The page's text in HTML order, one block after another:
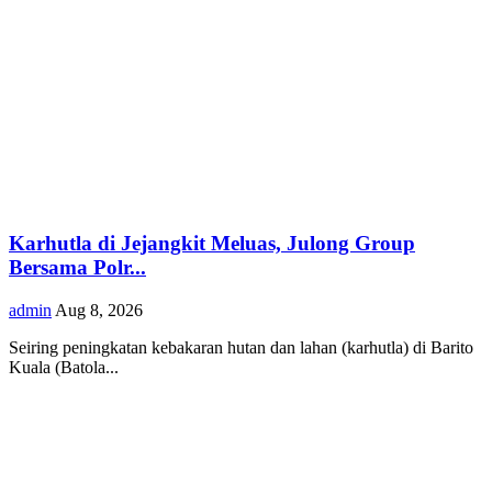
Karhutla di Jejangkit Meluas, Julong Group
Bersama Polr...
admin Aug 8, 2026
Seiring peningkatan kebakaran hutan dan lahan (karhutla) di Barito
Kuala (Batola...